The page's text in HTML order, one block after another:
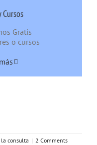
Cursos
Gratis
o cursos
la consulta | 2 Comments